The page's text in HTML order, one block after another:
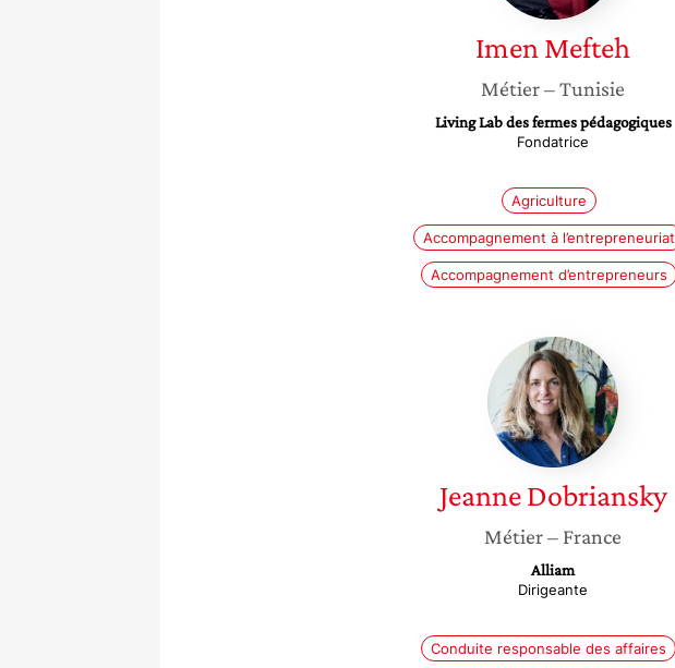
Imen Mefteh
Métier– Tunisie
Living Lab des fermes pédagogiques
Fondatrice
Agriculture
Accompagnement à l’entrepreneuriat
Accompagnement d’entrepreneurs
Jeanne
Dobriansky
Jeanne Dobriansky
Métier– France
Alliam
Dirigeante
Conduite responsable des affaires